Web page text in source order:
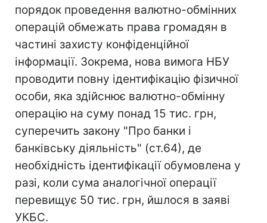
порядок проведення валютно-обмінних
операцій обмежать права громадян в
частині захисту конфіденційної
інформації. Зокрема, нова вимога НБУ
проводити повну ідентифікацію фізичної
особи, яка здійснює валютно-обмінну
операцію на суму понад 15 тис. грн,
суперечить закону "Про банки і
банківську діяльність" (ст.64), де
необхідність ідентифікації обумовлена у
разі, коли сума аналогічної операції
перевищує 50 тис. грн, йшлося в заяві
УКБС.